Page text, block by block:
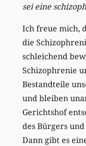
sei eine
Ich freue mich,
die
schleichend
Schizophrenie
Bestandteile
und bleiben
Gerichtshof
des Bürgers
Dann gibt es